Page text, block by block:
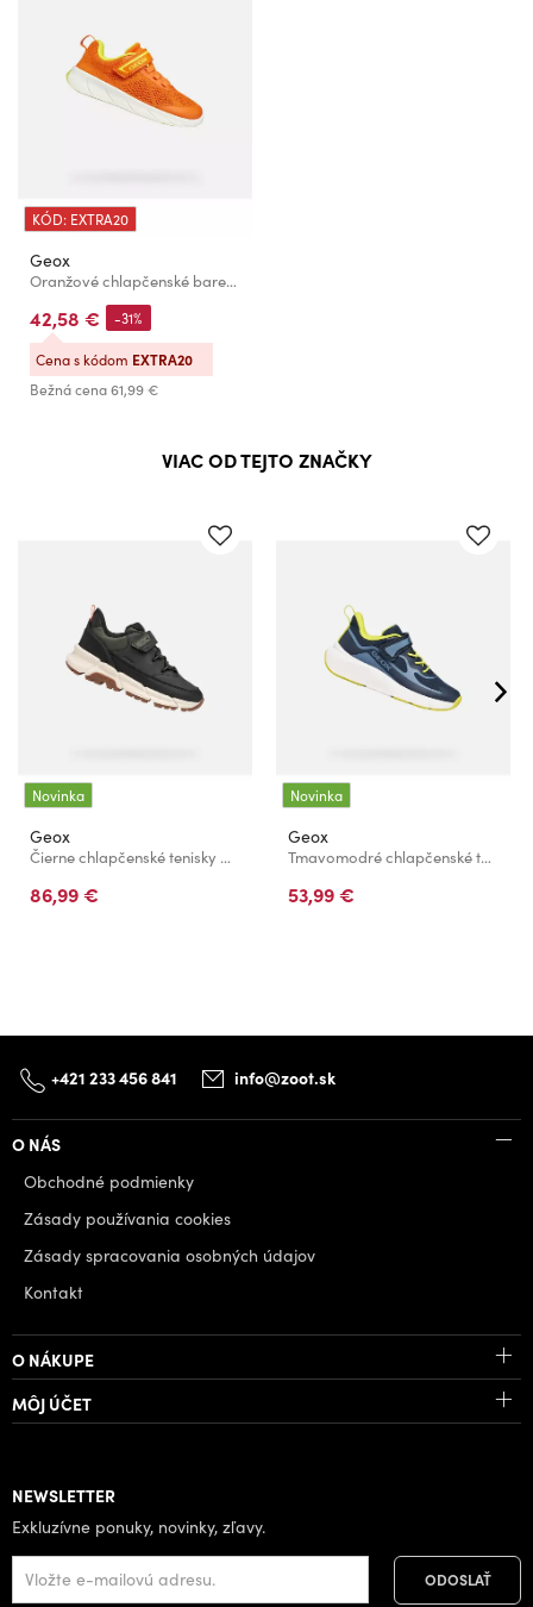
KÓD: EXTRA20
Geox
Oranžové chlapčenské barefoot tenisky Geox Foot-run
42,58 €
Bežná cena61,99 €
-31%
Cena s kódom EXTRA20
VIAC OD TEJTO ZNAČKY
Novinka
Geox
Čierne chlapčenské tenisky Geox Flexyper Plus
86,99 €
Novinka
Geox
Tmavomodré chlapčenské tenisky Geox Pro-Ran
53,99 €
+421 233 456 841 info@zoot.sk
O NÁS
Obchodné podmienky
Zásady používania cookies
Zásady spracovania osobných údajov
Kontakt
O NÁKUPE
MÔJ ÚČET
NEWSLETTER
Exkluzívne ponuky, novinky, zľavy.